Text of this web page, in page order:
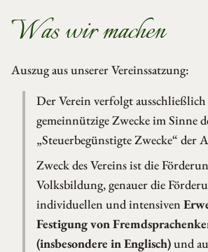
Was wir machen
Auszug aus unserer Vereinssatzung:
Der Verein verfolgt
gemeinnützige Zwecke im Sinne
„Steuerbegünstigte Zwecke“ der
Zweck des Vereins ist die
Volksbildung, genauer die
individuellen und intensiven
Festigung von
(insbesondere in Englisch)und